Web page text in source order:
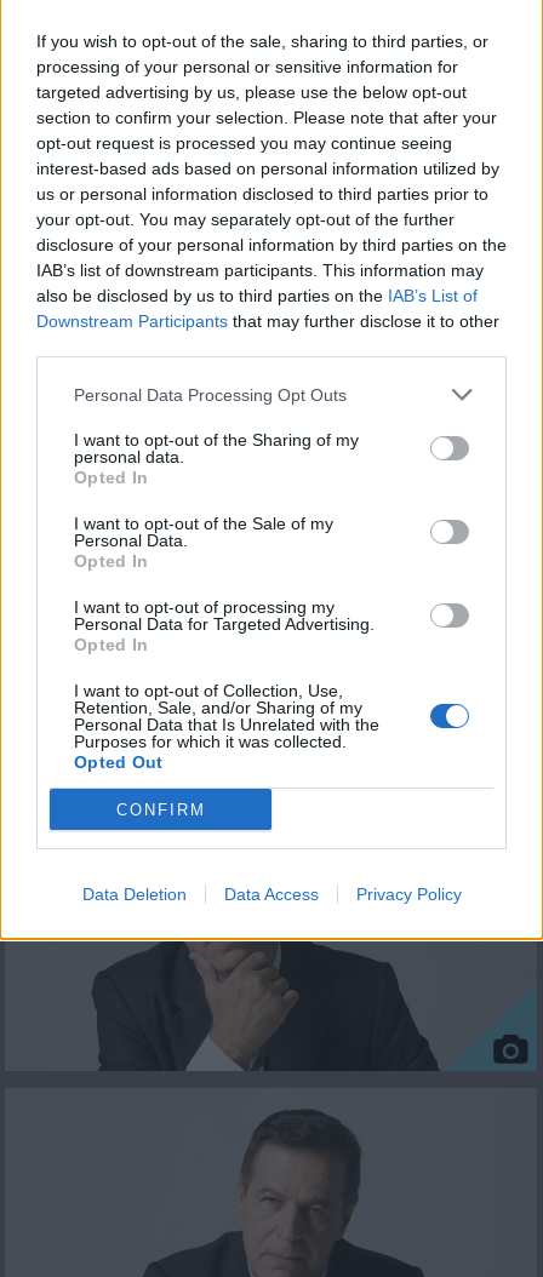
If you wish to opt-out of the sale, sharing to third parties, or
processing of your personal or sensitive information for
targeted advertising by us, please use the below opt-out
section to confirm your selection. Please note that after your
opt-out request is processed you may continue seeing
interest-based ads based on personal information utilized by
us or personal information disclosed to third parties prior to
your opt-out. You may separately opt-out of the further
disclosure of your personal information by third parties on the
IAB’s list of downstream participants. This information may
also be disclosed by us to third parties on the IAB’s List of
Downstream Participants that may further disclose it to other
Personal Data Processing Opt Outs
I want to opt-out of the Sharing of my
personal data.
Opted In
I want to opt-out of the Sale of my
Personal Data.
Opted In
I want to opt-out of processing my
Personal Data for Targeted Advertising.
Opted In
I want to opt-out of Collection, Use,
Retention, Sale, and/or Sharing of my
Personal Data that Is Unrelated with the
Purposes for which it was collected.
Opted Out
CONFIRM
Data Deletion Data Access Privacy Policy
Βουλευτικές εκλογές 2026 -
Η Μάχη της Κάλπης
(24.05.26 Μέρος Α)
Χωρίς Περιστροφές 21.05.26
(ΕΔΕΚ, ΔΗΠΑ, ΟΙΚΟΛΟΓΟΙ και
VOLT)
ΦΩΤΟΓΡΑΦΙΕΣ